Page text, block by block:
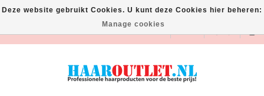
EUR
Deze website gebruikt Cookies. U kunt deze Cookies hier beheren:
Manage cookies